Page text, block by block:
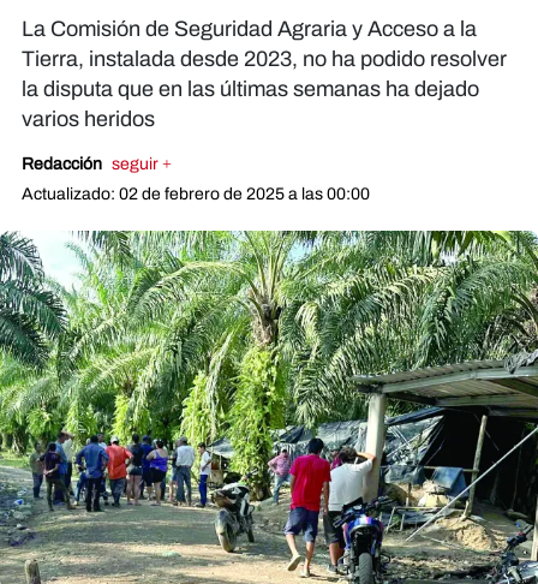
La Comisión de Seguridad Agraria y Acceso a la
Tierra, instalada desde 2023, no ha podido resolver
la disputa que en las últimas semanas ha dejado
varios heridos
Redacción seguir +
Actualizado: 02 de febrero de 2025 a las 00:00